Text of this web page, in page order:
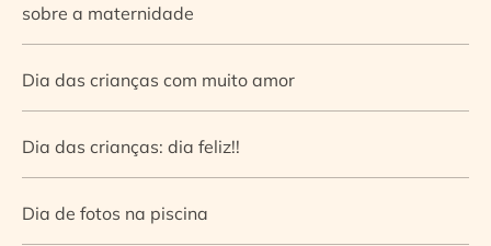
sobre a maternidade
Dia das crianças com muito amor
Dia das crianças: dia feliz!!
Dia de fotos na piscina